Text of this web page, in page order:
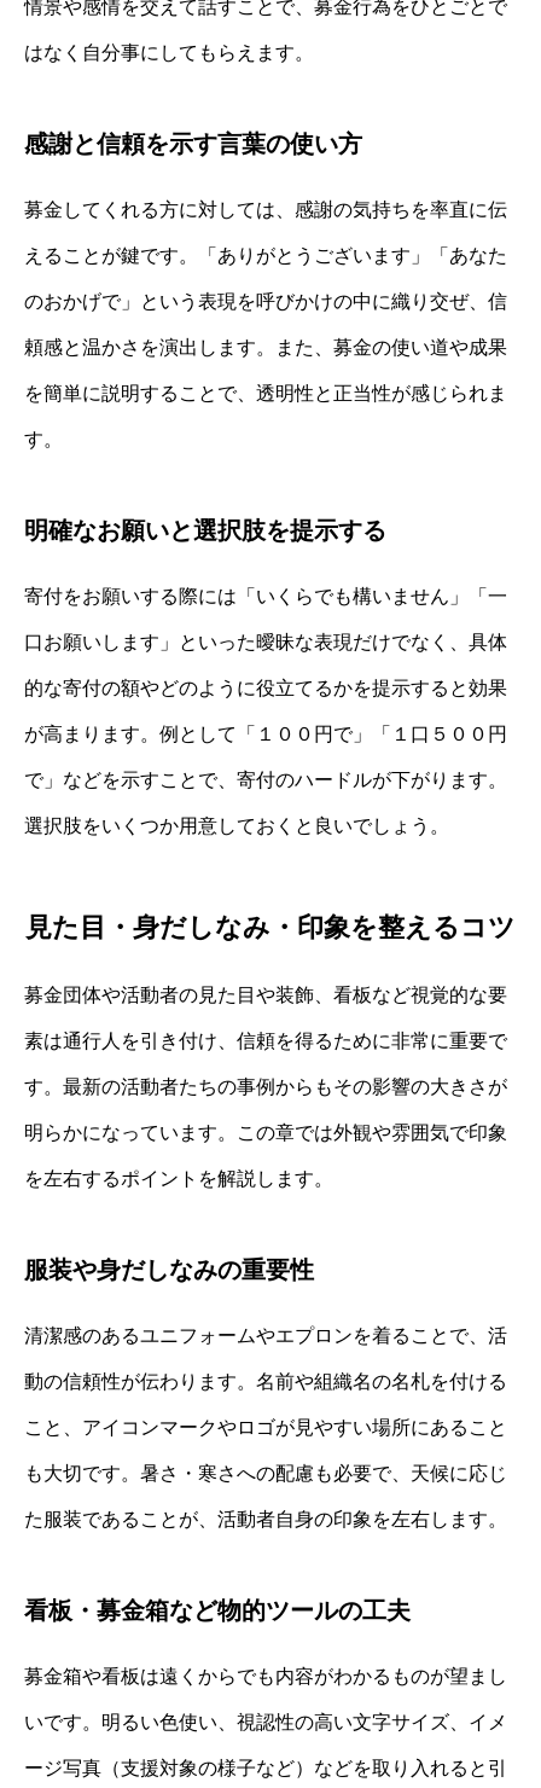
情景や感情を交えて話すことで、募金行為をひとごとで
はなく自分事にしてもらえます。
感謝と信頼を示す言葉の使い方
募金してくれる方に対しては、感謝の気持ちを率直に伝
えることが鍵です。「ありがとうございます」「あなた
のおかげで」という表現を呼びかけの中に織り交ぜ、信
頼感と温かさを演出します。また、募金の使い道や成果
を簡単に説明することで、透明性と正当性が感じられま
す。
明確なお願いと選択肢を提示する
寄付をお願いする際には「いくらでも構いません」「一
口お願いします」といった曖昧な表現だけでなく、具体
的な寄付の額やどのように役立てるかを提示すると効果
が高まります。例として「１００円で」「１口５００円
で」などを示すことで、寄付のハードルが下がります。
選択肢をいくつか用意しておくと良いでしょう。
見た目・身だしなみ・印象を整えるコツ
募金団体や活動者の見た目や装飾、看板など視覚的な要
素は通行人を引き付け、信頼を得るために非常に重要で
す。最新の活動者たちの事例からもその影響の大きさが
明らかになっています。この章では外観や雰囲気で印象
を左右するポイントを解説します。
服装や身だしなみの重要性
清潔感のあるユニフォームやエプロンを着ることで、活
動の信頼性が伝わります。名前や組織名の名札を付ける
こと、アイコンマークやロゴが見やすい場所にあること
も大切です。暑さ・寒さへの配慮も必要で、天候に応じ
た服装であることが、活動者自身の印象を左右します。
看板・募金箱など物的ツールの工夫
募金箱や看板は遠くからでも内容がわかるものが望まし
いです。明るい色使い、視認性の高い文字サイズ、イメ
ージ写真（支援対象の様子など）などを取り入れると引